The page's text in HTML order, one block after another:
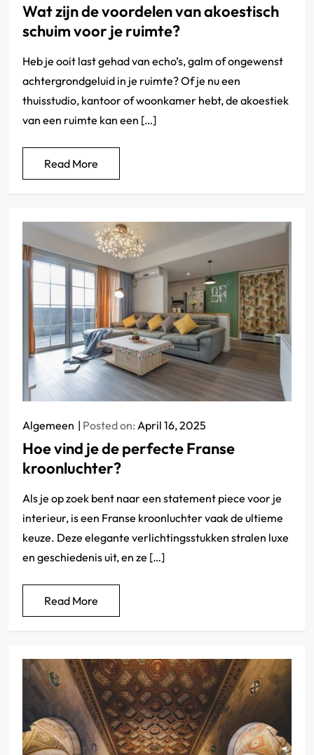
Wat zijn de voordelen van akoestisch
schuim voor je ruimte?
Heb je ooit last gehad van echo’s, galm of ongewenst
achtergrondgeluid in je ruimte? Of je nu een
thuisstudio, kantoor of woonkamer hebt, de akoestiek
van een ruimte kan een […]
Read More
Algemeen Posted on: April 16, 2025
Hoe vind je de perfecte Franse
kroonluchter?
Als je op zoek bent naar een statement piece voor je
interieur, is een Franse kroonluchter vaak de ultieme
keuze. Deze elegante verlichtingsstukken stralen luxe
en geschiedenis uit, en ze […]
Read More